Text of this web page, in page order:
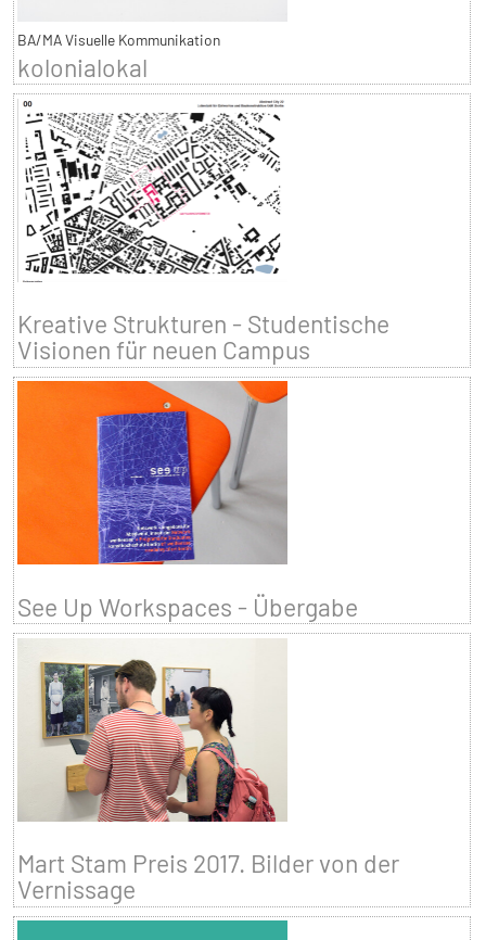
BA/MA Visuelle Kommunikation
kolonialokal
Kreative Strukturen - Studentische
Visionen für neuen Campus
See Up Workspaces - Übergabe
Mart Stam Preis 2017. Bilder von der
Vernissage